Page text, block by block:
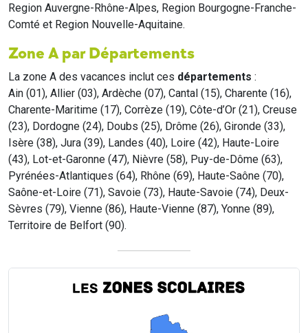
Region Auvergne-Rhône-Alpes, Region Bourgogne-Franche-
Comté et Region Nouvelle-Aquitaine.
Zone A par Départements
La zone A des vacances inclut ces départements :
Ain (01), Allier (03), Ardèche (07), Cantal (15), Charente (16),
Charente-Maritime (17), Corrèze (19), Côte-d’Or (21), Creuse
(23), Dordogne (24), Doubs (25), Drôme (26), Gironde (33),
Isère (38), Jura (39), Landes (40), Loire (42), Haute-Loire
(43), Lot-et-Garonne (47), Nièvre (58), Puy-de-Dôme (63),
Pyrénées-Atlantiques (64), Rhône (69), Haute-Saône (70),
Saône-et-Loire (71), Savoie (73), Haute-Savoie (74), Deux-
Sèvres (79), Vienne (86), Haute-Vienne (87), Yonne (89),
Territoire de Belfort (90).